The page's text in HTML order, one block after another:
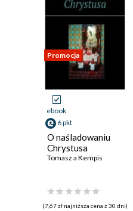
Promocja
ebook
6 pkt
O naśladowaniu
Chrystusa
Tomasz a Kempis
(7,67 zł najniższa cena z 30 dni)